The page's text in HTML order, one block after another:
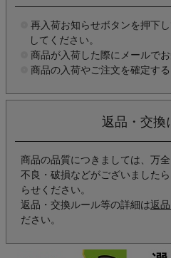
再入荷お知らせボタンを押下
してください。
商品が入荷した際にメールでお
商品の入荷やご注文を確定する
返品・交換
商品の品質につきましては、万
不良・破損などがございました
らせください。
返品・交換ルール等の詳細は返
ださい。